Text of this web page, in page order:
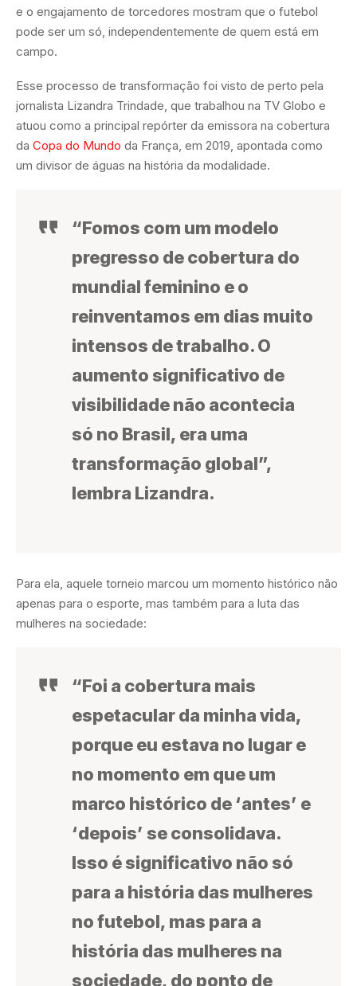
e o engajamento de torcedores mostram que o futebol
pode ser um só, independentemente de quem está em
campo.
Esse processo de transformação foi visto de perto pela
jornalista Lizandra Trindade, que trabalhou na TV Globo e
atuou como a principal repórter da emissora na cobertura
da Copa do Mundo da França, em 2019, apontada como
um divisor de águas na história da modalidade.
“Fomos com um modelo
pregresso de cobertura do
mundial feminino e o
reinventamos em dias muito
intensos de trabalho. O
aumento significativo de
visibilidade não acontecia
só no Brasil, era uma
transformação global”,
lembra Lizandra.
Para ela, aquele torneio marcou um momento histórico não
apenas para o esporte, mas também para a luta das
mulheres na sociedade:
“Foi a cobertura mais
espetacular da minha vida,
porque eu estava no lugar e
no momento em que um
marco histórico de ‘antes’ e
‘depois’ se consolidava.
Isso é significativo não só
para a história das mulheres
no futebol, mas para a
história das mulheres na
sociedade, do ponto de